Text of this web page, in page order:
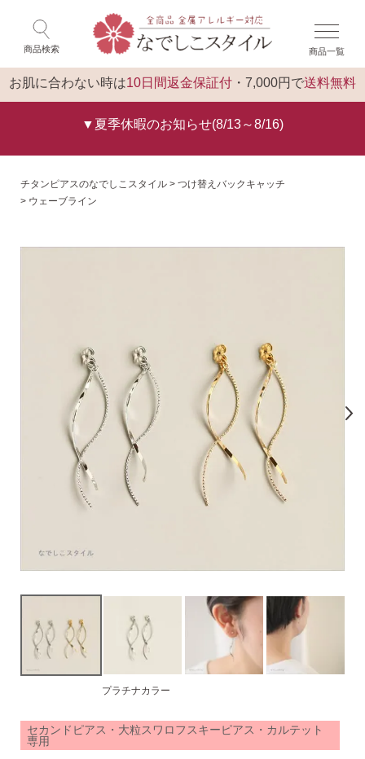
商品検索 商品一覧
お肌に合わない時は10日間返金保証付 ・7,000円で送料無料
▼夏季休暇のお知らせ(8/13～8/16)
閉じる
ゲスト 様 こんにちは
気になるキーワードで探す
#新商品 #大粒ピアス
チタンピアスのなでしこスタイル
つけ替えバックキャッチ
ウェーブライン
プラチナカラー
セカンドピアス・大粒スワロフスキーピアス・カルテット
専用